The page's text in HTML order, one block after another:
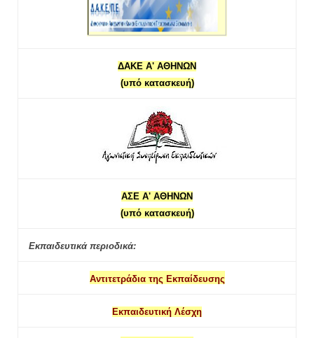
ΔΑΚΕ Α' ΑΘΗΝΩΝ
(υπό κατασκευή)
ΑΣΕ Α' ΑΘΗΝΩΝ
(υπό κατασκευή)
Εκπαιδευτικά περιοδικά:
Αντιτετράδια της Εκπαίδευσης
Εκπαιδευτική Λέσχη